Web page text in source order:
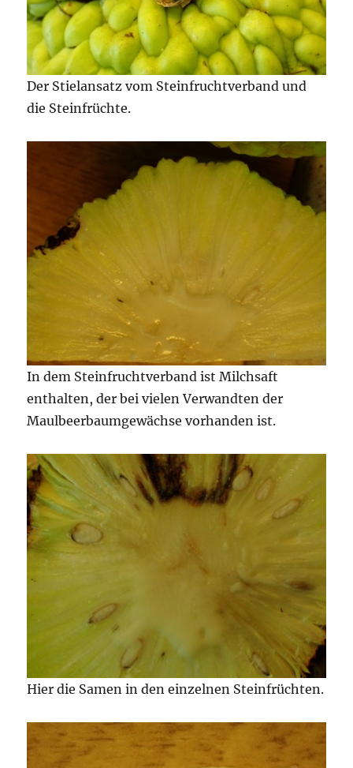
Der Stielansatz vom Steinfruchtverband und
die Steinfrüchte.
In dem Steinfruchtverband ist Milchsaft
enthalten, der bei vielen Verwandten der
Maulbeerbaumgewächse vorhanden ist.
Hier die Samen in den einzelnen Steinfrüchten.